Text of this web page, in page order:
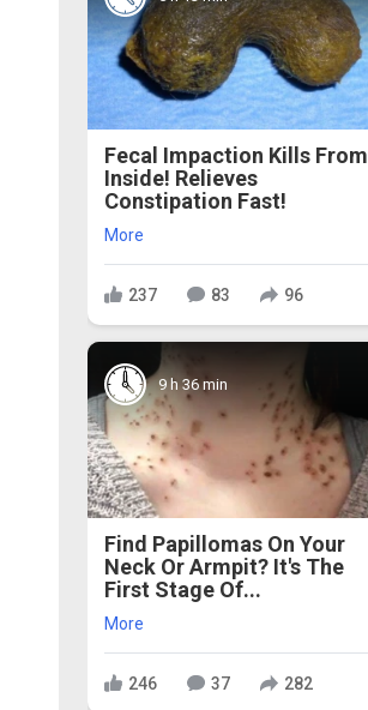
Fecal Impaction Kills From
Inside! Relieves
Constipation Fast!
More
237 83 96
9 h 36 min
Find Papillomas On Your
Neck Or Armpit? It's The
First Stage Of...
More
246 37 282